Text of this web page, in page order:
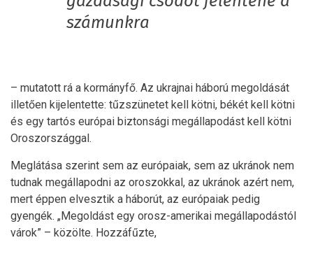
számunkra
– mutatott rá a kormányfő. Az ukrajnai háború megoldását
illetően kijelentette: tűzszünetet kell kötni, békét kell kötni
és egy tartós európai biztonsági megállapodást kell kötni
Oroszországgal.
Meglátása szerint sem az európaiak, sem az ukránok nem
tudnak megállapodni az oroszokkal, az ukránok azért nem,
mert éppen elvesztik a háborút, az európaiak pedig
gyengék. „Megoldást egy orosz-amerikai megállapodástól
várok” – közölte. Hozzáfűzte,